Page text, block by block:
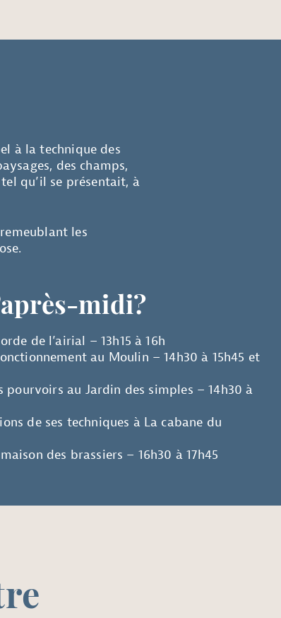
à la technique des
des champs,
qu’il se présentait, à
les
midi?
de l’airial – 13h15 à 16h
au Moulin – 14h30 à 15h45 et
pourvoirs au Jardin des simples – 14h30 à
de ses techniques à La cabane du
des brassiers – 16h30 à 17h45